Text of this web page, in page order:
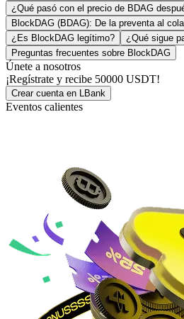
¿Qué pasó con el precio de BDAG
BlockDAG (BDAG): De la preventa al
¿Es BlockDAG legítimo?
¿Qué sigue
Preguntas frecuentes sobre BlockDAG
Únete a nosotros
¡Regístrate y recibe 50000 USDT!
Crear cuenta en LBank
Eventos calientes